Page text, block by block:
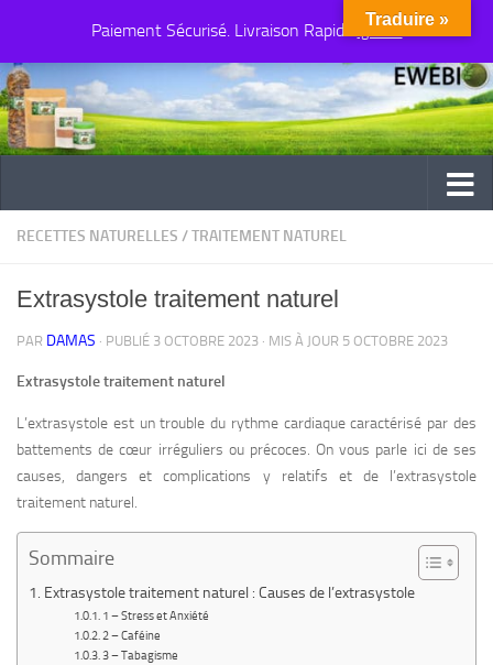
Paiement Sécurisé. Livraison Rapide Ignorer
Au dessous du contenu
RECETTES NATURELLES /TRAITEMENT NATUREL
Extrasystole traitement naturel
PAR DAMAS · PUBLIÉ 3 OCTOBRE 2023 · MIS À JOUR 5 OCTOBRE 2023
Extrasystole traitement naturel
L’extrasystole est un trouble du rythme cardiaque caractérisé par des
battements de cœur irréguliers ou précoces. On vous parle ici de ses
causes, dangers et complications y relatifs et de l’extrasystole
traitement naturel.
Sommaire
Extrasystole traitement naturel : Causes de l’extrasystole
1 – Stress et Anxiété
2 – Caféine
3 – Tabagisme
Traduire »